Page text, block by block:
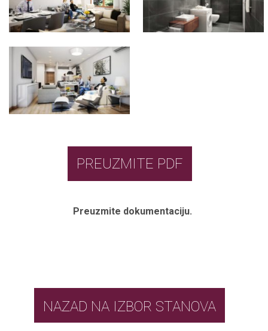
PREUZMITE PDF
Preuzmite dokumentaciju.
NAZAD NA IZBOR STANOVA